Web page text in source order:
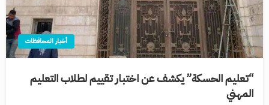
أخبار المحافظات
“تعليم الحسكة” يكشف عن اختبار تقييم لطلاب التعليم
المهني